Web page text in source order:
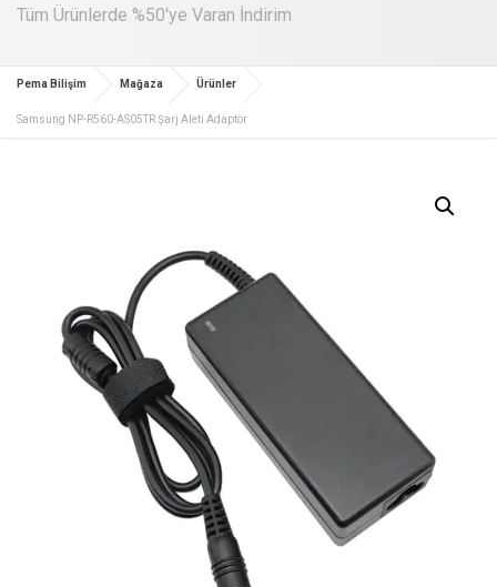
Tüm Ürünlerde %50'ye Varan İndirim
Pema Bilişim Mağaza Ürünler
Samsung NP-R560-AS05TR Şarj Aleti Adaptör